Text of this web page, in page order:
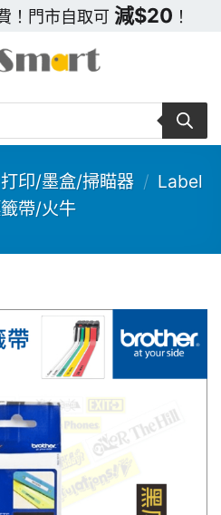
！門市自取可 減$20 ！
打印/墨盒/掃瞄器 / Label
帶/火牛